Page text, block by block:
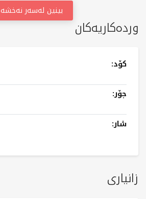
وردەکاریەکان
کۆد:
جۆر:
شار:
زانیاری
بینین لەسەر نەخشە